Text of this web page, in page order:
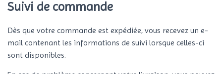
Suivi de commande
Dès que votre commande est expédiée, vous recevez un e-
mail contenant les informations de suivi lorsque celles-ci
sont disponibles.